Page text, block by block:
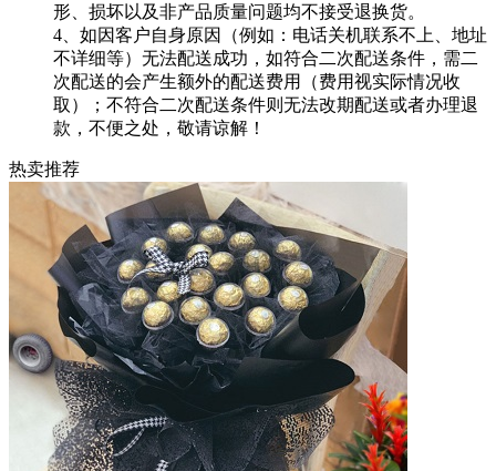
形、损坏以及非产品质量问题均不接受退换货。
4、如因客户自身原因（例如：电话关机联系不上、地址
不详细等）无法配送成功，如符合二次配送条件，需二
次配送的会产生额外的配送费用（费用视实际情况收
取）；不符合二次配送条件则无法改期配送或者办理退
款，不便之处，敬请谅解！
热卖推荐